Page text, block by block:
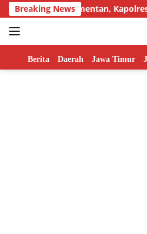
Skip
to
content
Breaking News
Dari Kementan, Kapolres
Home
Berita Daerah Jawa Timur